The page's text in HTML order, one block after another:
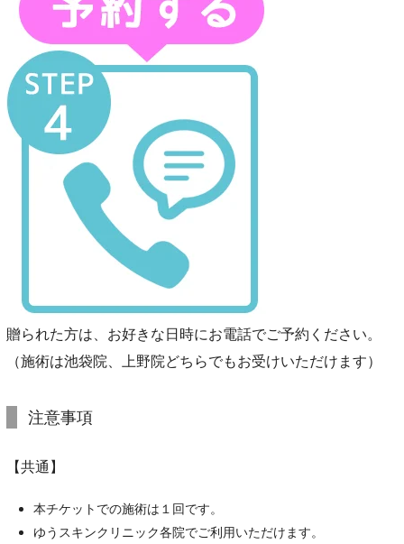
贈られた方は、お好きな日時にお電話でご予約ください。
（施術は池袋院、上野院どちらでもお受けいただけます）
注意事項
【共通】
本チケットでの施術は１回です。
ゆうスキンクリニック各院でご利用いただけます。